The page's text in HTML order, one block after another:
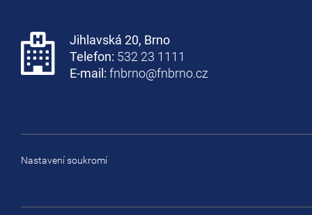
Jihlavská 20, Brno
Telefon: 532 23 1111
E-mail: fnbrno@fnbrno.cz
Nastavení soukromí